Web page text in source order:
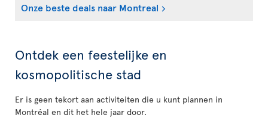
Onze beste deals naar Montreal
Ontdek een feestelijke en
kosmopolitische stad
Er is geen tekort aan activiteiten die u kunt plannen in
Montréal en dit het hele jaar door.